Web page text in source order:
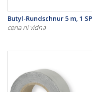
Butyl-Rundschnur 5 m, 1
cena ni vidna